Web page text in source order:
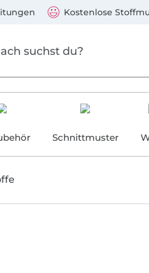
Kostenlose
Schnittmuster
Mastercard, PayPal,